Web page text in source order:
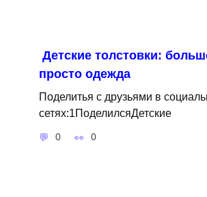
Детские толстовки:
просто одежда
Поделитья с друзьями в
сетях:1ПоделилсяДетские
0 0